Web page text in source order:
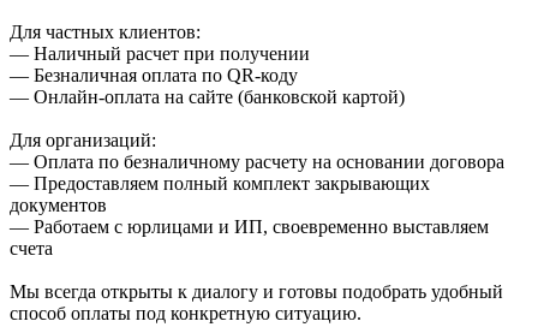
Для частных клиентов:
— Наличный расчет при получении
— Безналичная оплата по QR-коду
— Онлайн-оплата на сайте (банковской картой)
Для организаций:
— Оплата по безналичному расчету на основании договора
— Предоставляем полный комплект закрывающих
документов
— Работаем с юрлицами и ИП, своевременно выставляем
счета
Мы всегда открыты к диалогу и готовы подобрать удобный
способ оплаты под конкретную ситуацию.